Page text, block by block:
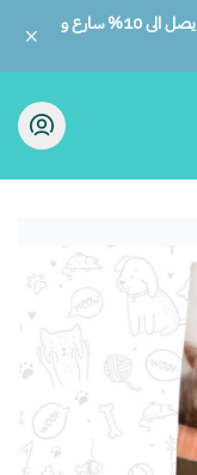
ويا متجر الطائر السابع توفير أكبر مع كاش باك يصل الى 10% سارع و